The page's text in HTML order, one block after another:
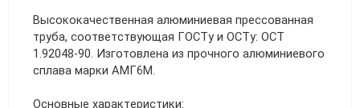
Высококачественная алюминиевая прессованная
труба, соответствующая ГОСТу и ОСТу: ОСТ
1.92048-90. Изготовлена из прочного алюминиевого
сплава марки АМГ6М.
Основные характеристики: